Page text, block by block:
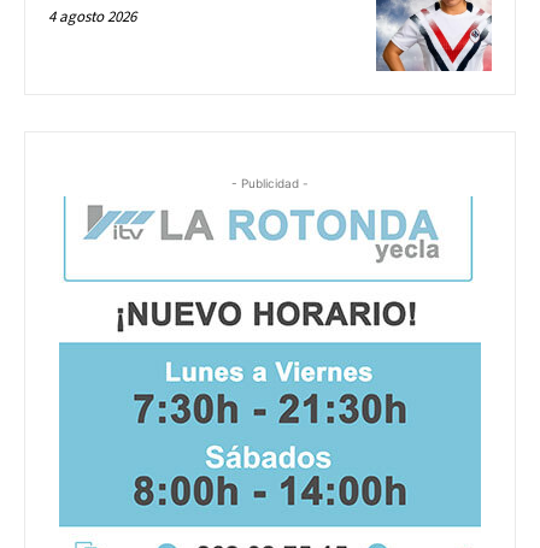
4 agosto 2026
- Publicidad -